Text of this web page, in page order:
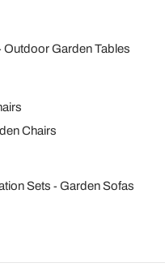
Outdoor Garden Tables
Chairs
Sets
Garden Sofas